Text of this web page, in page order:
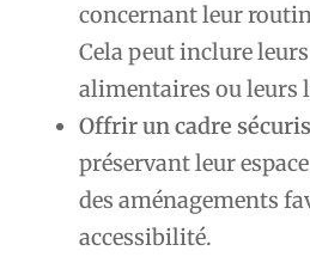
concernant leur
Cela peut inclure
alimentaires ou leurs
Offrir un cadre
préservant leur
des aménagements
accessibilité.